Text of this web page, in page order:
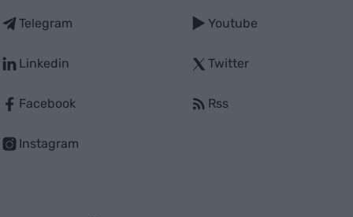
Telegram
Linkedin
Facebook
Instagram
Youtube
Twitter
Rss